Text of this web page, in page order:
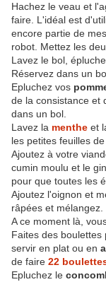
Hachez le veau et
faire. L'idéal est
encore partie de
robot. Mettez les
Lavez le bol,
Réservez dans un
Epluchez vos
de la consistance et
dans un bol.
Lavez la menthe et
les petites feuilles
Ajoutez à votre
cumin moulu et le
pour que toutes les
Ajoutez l'oignon et
râpées et
A ce moment là,
Faites des boulettes
servir en plat ou en
de faire 22
Epluchez le